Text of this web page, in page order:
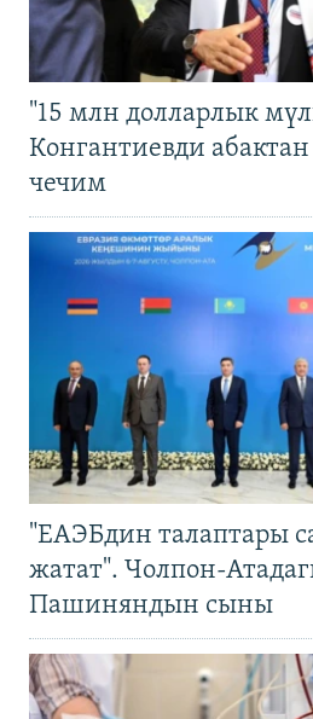
"15 млн долларлык
Конгантиевди
чечим
"ЕАЭБдин талаптары
жатат". Чолпон-
Пашиняндын сыны